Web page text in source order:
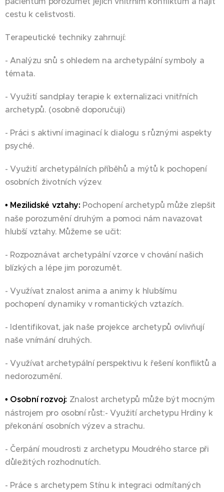
cestu k celistvosti.
Terapeutické techniky zahrnují:
- Analýzu snů s ohledem na archetypální symboly a
témata.
- Využití sandplay terapie k externalizaci vnitřních
archetypů. (osobně doporučuji)
- Práci s aktivní imaginací k dialogu s různými aspekty
psyché.
- Využití archetypálních příběhů a mýtů k pochopení
osobních životních výzev.
• Mezilidské vztahy: Pochopení archetypů může zlepšit
naše porozumění druhým a pomoci nám navazovat
hlubší vztahy. Můžeme se učit:
- Rozpoznávat archetypální vzorce v chování našich
blízkých a lépe jim porozumět.
- Využívat znalost anima a animy k hlubšímu
pochopení dynamiky v romantických vztazích.
- Identifikovat, jak naše projekce archetypů ovlivňují
naše vnímání druhých.
- Využívat archetypální perspektivu k řešení konfliktů a
nedorozumění.
• Osobní rozvoj: Znalost archetypů může být mocným
nástrojem pro osobní růst:- Využití archetypu Hrdiny k
překonání osobních výzev a strachu.
- Čerpání moudrosti z archetypu Moudrého starce při
důležitých rozhodnutích.
- Práce s archetypem Stínu k integraci odmítaných